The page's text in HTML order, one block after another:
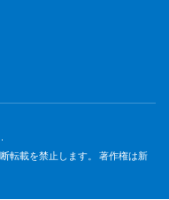
転載を禁止します。 著作権は新